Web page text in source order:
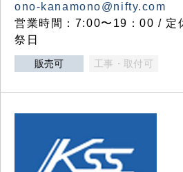
ono-kanamono@nifty.com
営業時間：7:00〜19：00 / 定
祭日
販売可 工事・取付可